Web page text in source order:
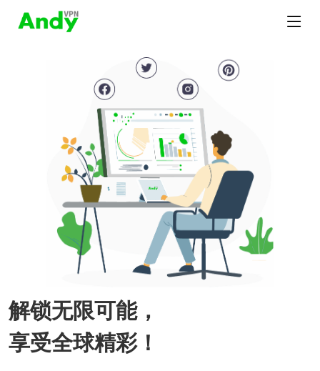
解锁无限可能，
享受全球精彩！